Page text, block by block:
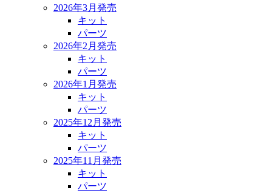
2026年3月発売
キット
パーツ
2026年2月発売
キット
パーツ
2026年1月発売
キット
パーツ
2025年12月発売
キット
パーツ
2025年11月発売
キット
パーツ